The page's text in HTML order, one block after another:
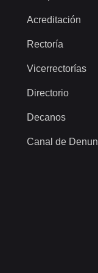
Acreditación
Rectoría
Vicerrectorías
Directorio
Decanos
Canal de